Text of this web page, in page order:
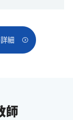
細
師